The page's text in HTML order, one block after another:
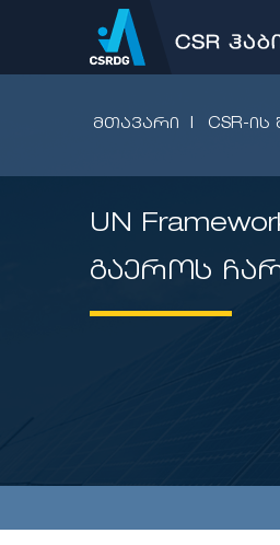
ᲛᲗᲐᲕᲐᲠᲘ | CSR-ᲘᲡ
UN
გაეროს